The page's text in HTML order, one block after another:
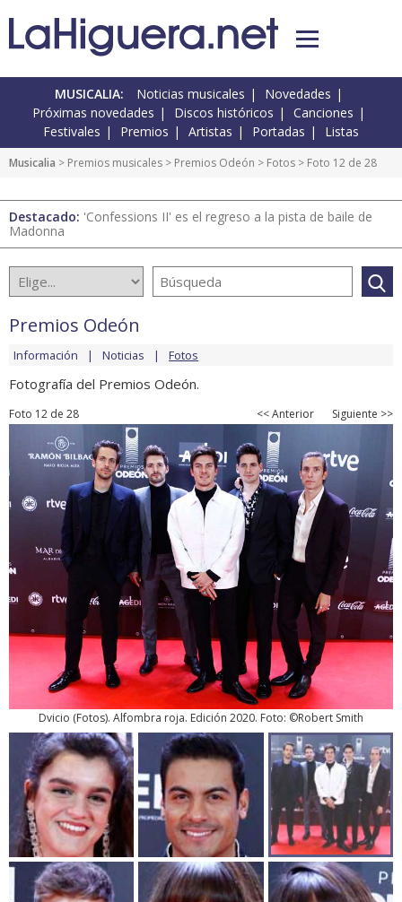
MUSICALIA: Noticias musicales
Novedades
Próximas novedades
Discos históricos
Canciones
Festivales
Premios Artistas Portadas Listas
Musicalia > Premios musicales > Premios Odeón > Fotos > Foto 12 de 28
Destacado: 'Confessions II' es el regreso a la pista de baile de
Madonna
Premios Odeón
Información Noticias Fotos
Fotografía del Premios Odeón.
Foto 12 de 28 << Anterior Siguiente >>
Dvicio (Fotos). Alfombra roja. Edición 2020. Foto: ©Robert Smith